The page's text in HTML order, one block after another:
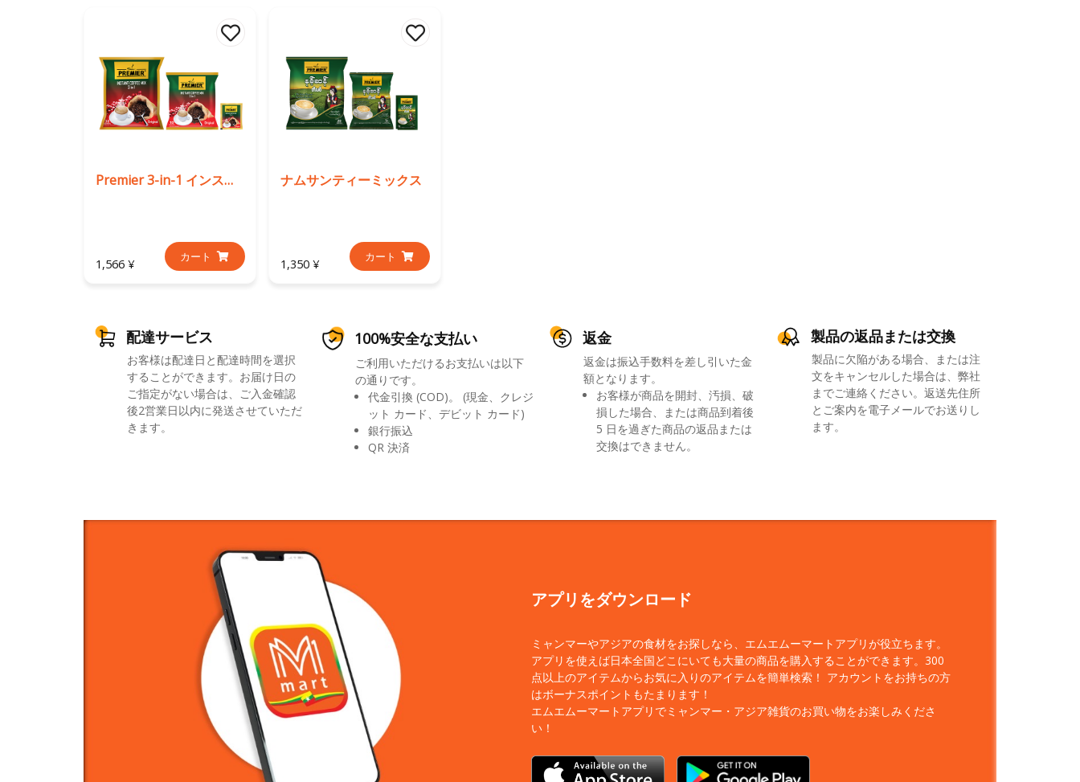
Premier 3-in-1 インスタントコーヒー
1,566 ¥ カート
ナムサンティーミックス
1,350 ¥ カート
配達サービス
お客様は配達日と配達時間を選択
することができます。お届け日の
ご指定がない場合は、ご入金確認
後2営業日以内に発送させていただ
きます。
100%安全な支払い
ご利用いただけるお支払いは以下
の通りです。
代金引換 (COD)。 (現金、クレジ
ット カード、デビット カード)
銀行振込
QR 決済
返金
返金は振込手数料を差し引いた金
額となります。
お客様が商品を開封、汚損、破
損した場合、または商品到着後
5 日を過ぎた商品の返品または
交換はできません。
製品の返品または交換
製品に欠陥がある場合、または注
文をキャンセルした場合は、弊社
までご連絡ください。返送先住所
とご案内を電子メールでお送りし
ます。
アプリをダウンロード
ミャンマーやアジアの食材をお探しなら、エムエムーマートアプリが役立ちます。
アプリを使えば日本全国どこにいても大量の商品を購入することができます。300
点以上のアイテムからお気に入りのアイテムを簡単検索！ アカウントをお持ちの方
はボーナスポイントもたまります！
エムエムーマートアプリでミャンマー・アジア雑貨のお買い物をお楽しみくださ
い！